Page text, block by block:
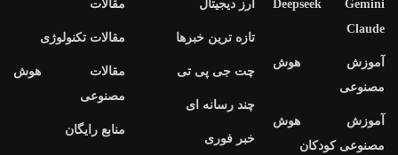
Deepseek Gemini
Claude
آموزش هوش
مصنوعی
آموزش هوش
مصنوعی کودکان
ارز دیجیتال
تازه ترین خبرها
چت جی پی تی
چند رسانه ای
خبر فوری
مقالات
مقالات تکنولوژی
مقالات هوش
مصنوعی
منابع رایگان